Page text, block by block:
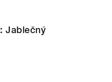
Jablečný